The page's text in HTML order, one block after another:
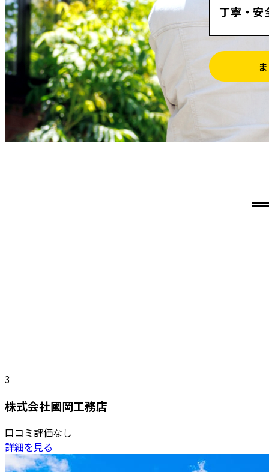
3
株式会社國岡工務店
口コミ評価なし
詳細を見る